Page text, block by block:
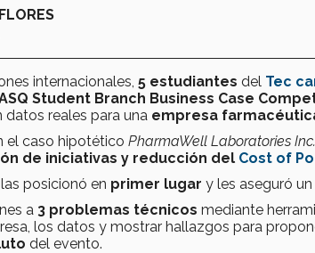
internacionales, 5 estudiantes del Tec
Student Branch Business Case
datos reales para una empresa
el caso hipotético PharmaWell Laboratories Inc.,
de iniciativas y reducción del Cost of
posicionó en primer lugar y les aseguró
a 3 problemas técnicos mediante
los datos y mostrar hallazgos para
del evento.